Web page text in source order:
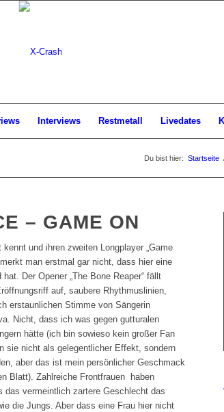
Interviews Restmetall Livedates
Du bist hier: Startseite
– GAME ON
und ihren zweiten Longplayer „Game
man erstmal gar nicht, dass hier eine
Der Opener „The Bone Reaper“ fällt
auf, saubere Rhythmuslinien,
erstaunlichen Stimme von Sängerin
Nicht, dass ich was gegen gutturalen
hätte (ich bin sowieso kein großer Fan
sie nicht als gelegentlicher Effekt, sondern
aber das ist mein persönlicher Geschmack
Blatt). Zahlreiche Frontfrauen haben
das vermeintlich zartere Geschlecht das
die Jungs. Aber dass eine Frau hier nicht